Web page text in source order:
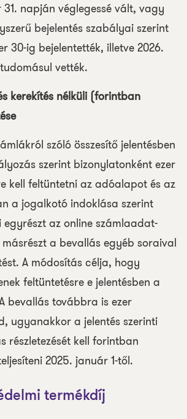
napján véglegessé vált, vagy
bejelentés szabályai szerint
30-ig bejelentették, illetve 2026.
vették.
kerekítés nélküli (forintban
szóló összesítő jelentésben
szerint bizonylatonként ezer
kell feltüntetni az adóalapot és az
a jogalkotó indoklása szerint
egyrészt az online számlaadat-
a bevallás egyéb soraival
A módosítás célja, hogy
feltüntetésre e jelentésben a
bevallás továbbra is ezer
ugyanakkor a jelentés szerinti
részletezését kell forintban
2025. január 1-től.
termékdíj